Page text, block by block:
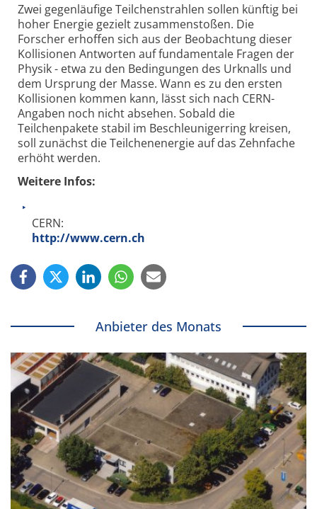
Zwei gegenläufige Teilchenstrahlen sollen künftig bei
hoher Energie gezielt zusammenstoßen. Die
Forscher erhoffen sich aus der Beobachtung dieser
Kollisionen Antworten auf fundamentale Fragen der
Physik - etwa zu den Bedingungen des Urknalls und
dem Ursprung der Masse. Wann es zu den ersten
Kollisionen kommen kann, lässt sich nach CERN-
Angaben noch nicht absehen. Sobald die
Teilchenpakete stabil im Beschleunigerring kreisen,
soll zunächst die Teilchenenergie auf das Zehnfache
erhöht werden.
Weitere Infos:
CERN:
http://www.cern.ch
Anbieter des Monats